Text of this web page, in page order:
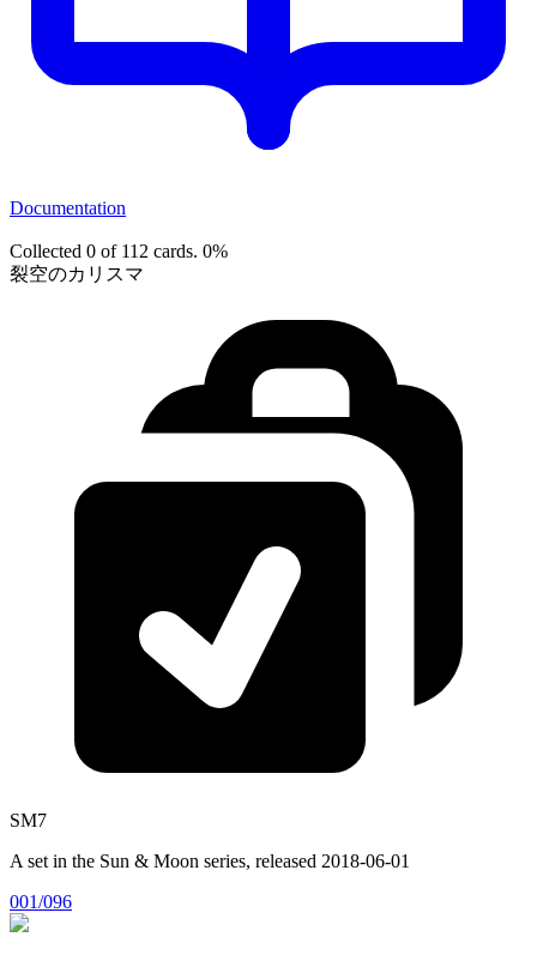
Documentation
Collected 0 of 112 cards. 0%
裂空のカリスマ
SM7
A set in the Sun & Moon series, released 2018-06-01
001/096